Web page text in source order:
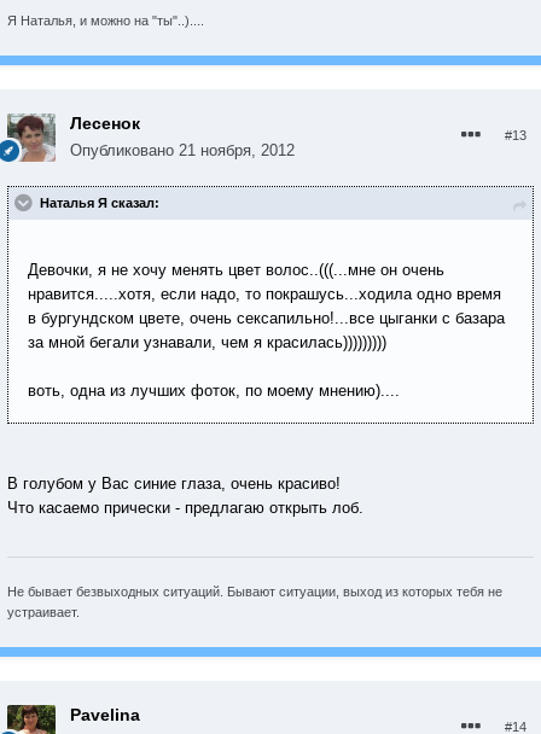
Я Наталья, и можно на "ты"..)....
Лесенок
Опубликовано 21 ноября, 2012
#13
Наталья Я сказал:
Девочки, я не хочу менять цвет волос..(((...мне он очень
нравится.....хотя, если надо, то покрашусь...ходила одно время
в бургундском цвете, очень сексапильно!...все цыганки с базара
за мной бегали узнавали, чем я красилась)))))))))
воть, одна из лучших фоток, по моему мнению)....
В голубом у Вас синие глаза, очень красиво!
Что касаемо прически - предлагаю открыть лоб.
Не бывает безвыходных ситуаций. Бывают ситуации, выход из которых тебя не
устраивает.
Pavelina
#14